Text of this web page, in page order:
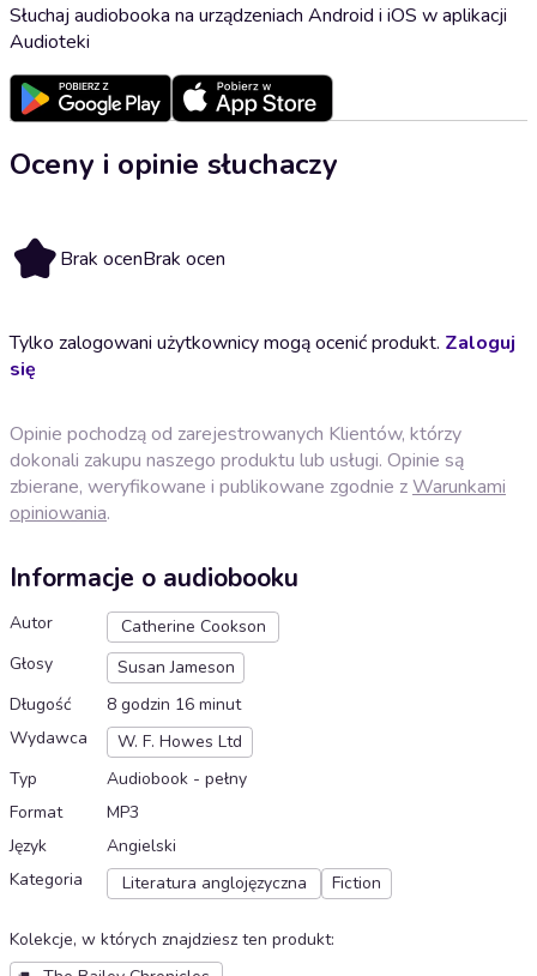
Słuchaj audiobooka na urządzeniach Android i iOS w aplikacji
Audioteki
Oceny i opinie słuchaczy
Brak ocenBrak ocen
Tylko zalogowani użytkownicy mogą ocenić produkt. Zaloguj
się
Opinie pochodzą od zarejestrowanych Klientów, którzy
dokonali zakupu naszego produktu lub usługi. Opinie są
zbierane, weryfikowane i publikowane zgodnie zWarunkami
opiniowania.
Informacje o audiobooku
Autor
Catherine Cookson
Głosy
Susan Jameson
Długość
8 godzin 16 minut
Wydawca
W. F. Howes Ltd
Typ
Audiobook - pełny
Format
MP3
Język
Angielski
Kategoria
Literatura anglojęzyczna Fiction
Kolekcje, w których znajdziesz ten produkt: